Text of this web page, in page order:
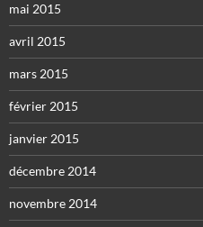
mai 2015
avril 2015
mars 2015
février 2015
janvier 2015
décembre 2014
novembre 2014